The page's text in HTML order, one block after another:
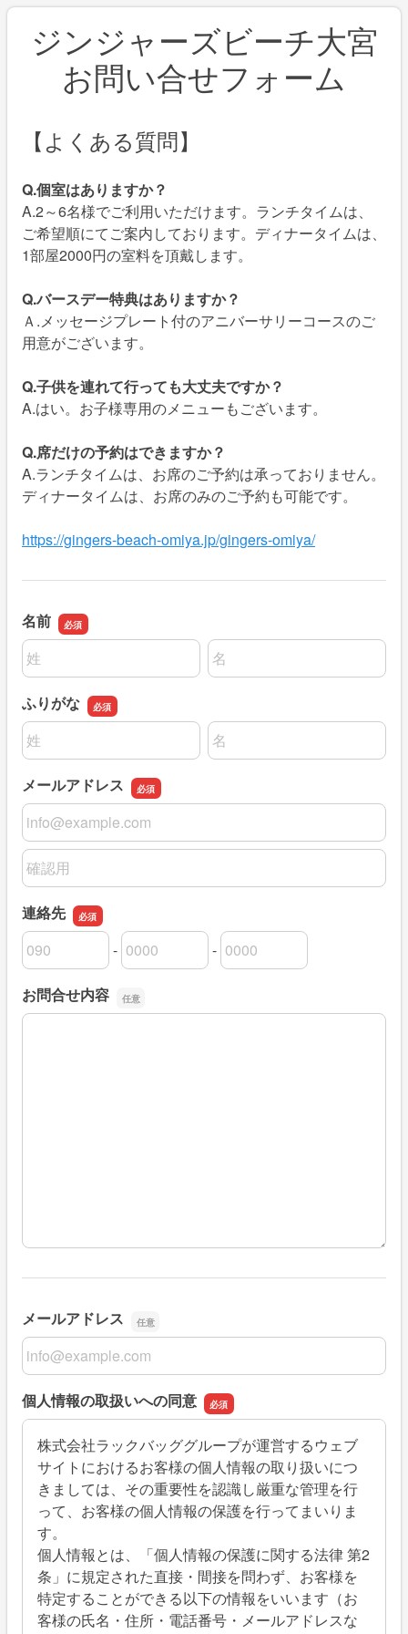
ジンジャーズビーチ大宮
お問い合せフォーム
【よくある質問】
Q.個室はありますか？
A.2～6名様でご利用いただけます。ランチタイムは、
ご希望順にてご案内しております。ディナータイムは、
1部屋2000円の室料を頂戴します。
Q.バースデー特典はありますか？
Ａ.メッセージプレート付のアニバーサリーコースのご
用意がございます。
Q.子供を連れて行っても大丈夫ですか？
A.はい。お子様専用のメニューもございます。
Q.席だけの予約はできますか？
A.ランチタイムは、お席のご予約は承っておりません。
ディナータイムは、お席のみのご予約も可能です。
https://gingers-beach-omiya.jp/gingers-omiya/
名前
名前の姓
名前の名
ふりがな
名前の姓
名前の名
メールアドレス
メールアドレス
メールアドレスの確認用
連絡先
連絡先の市外局番
-
連絡先の市内局番 -
連絡先の加入者番号
お問合せ内容
お問合せ内容
メールアドレス
メールアドレス
個人情報の取扱いへの同意
株式会社ラックバッググループが運営するウェブ
サイトにおけるお客様の個人情報の取り扱いにつ
きましては、その重要性を認識し厳重な管理を行
って、お客様の個人情報の保護を行ってまいりま
す。
個人情報とは、「個人情報の保護に関する法律 第2
条」に規定された直接・間接を問わず、お客様を
特定することができる以下の情報をいいます（お
客様の氏名・住所・電話番号・メールアドレスな